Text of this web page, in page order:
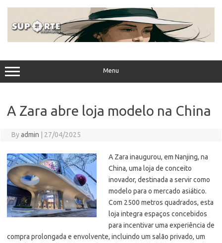
Menu
A Zara abre loja modelo na China
Byadmin 27/04/2025
A Zara inaugurou, em Nanjing, na
China, uma loja de conceito
inovador, destinada a servir como
modelo para o mercado asiático.
Com 2500 metros quadrados, esta
loja integra espaços concebidos
para incentivar uma experiência de
compra prolongada e envolvente, incluindo um salão privado, um